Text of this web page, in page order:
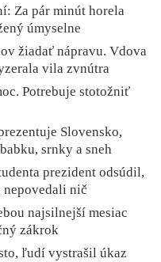
Za pár minút horela
úmyselne
žiadať nápravu. Vdova
vila zvnútra
Potrebuje stotožniť
Slovensko,
srnky a sneh
prezident odsúdil,
nepovedali nič
najsilnejší mesiac
zákrok
ľudí vystrašil úkaz